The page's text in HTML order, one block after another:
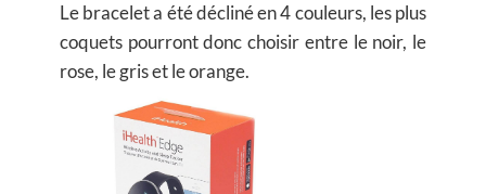
Le bracelet a été décliné en 4 couleurs, les plus
coquets pourront donc choisir entre le noir, le
rose, le gris et le orange.